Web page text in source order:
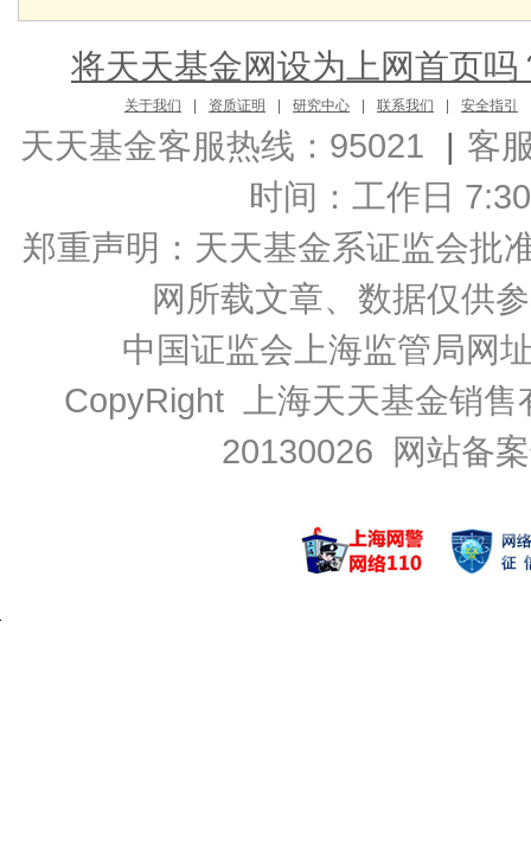
将天天基金网设为上网首页吗
关于我们 资质证明 研究中心 联系我们 安全指引
天天基金客服热线：95021 | 客
时间：工作日
郑重声明： 天天基金系证监会批
网所载文章、数据仅供
中国证监会上海监管局网
CopyRight 上海天天基金销
20130026 网站备